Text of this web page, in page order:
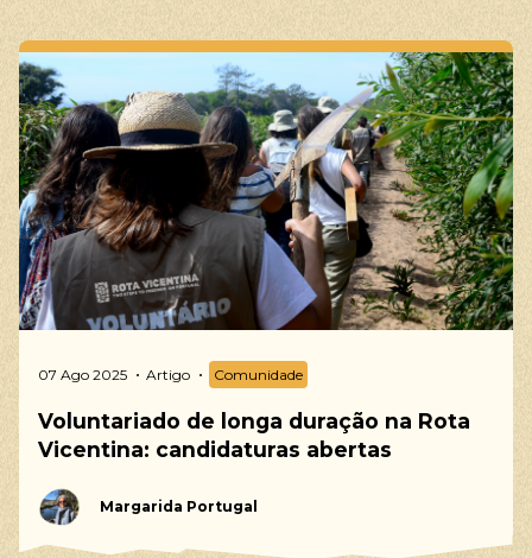
07 Ago 2025 Artigo Comunidade
Voluntariado de longa duração na Rota
Vicentina: candidaturas abertas
Margarida Portugal